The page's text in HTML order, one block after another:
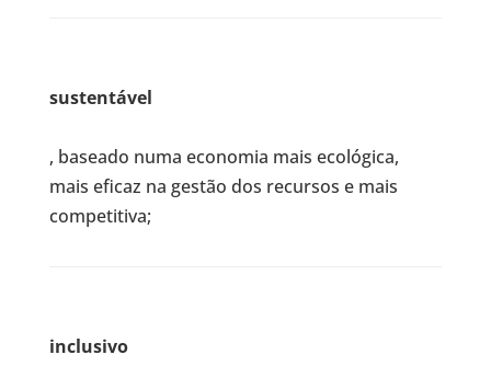
sustentável
, baseado numa economia mais ecológica,
mais eficaz na gestão dos recursos e mais
competitiva;
inclusivo